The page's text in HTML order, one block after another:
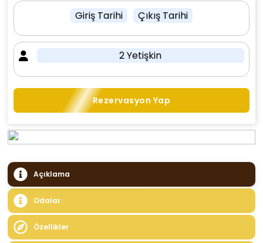
Giriş Tarihi Çıkış Tarihi
2 Yetişkin
Rezervasyon Yap
Açıklama
Odalar
Özellikler